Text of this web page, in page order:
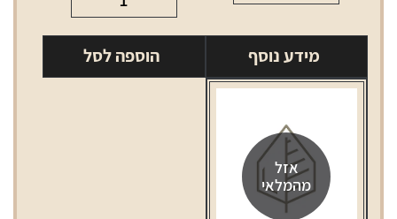
מידע נוסף
של
Vthru
pod
הוספה לסל
אזל
מהמלאי